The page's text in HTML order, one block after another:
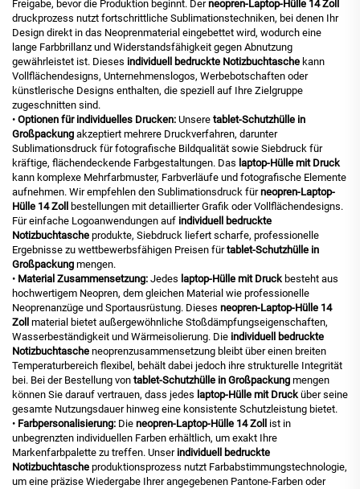
Freigabe, bevor die Produktion beginnt. Derneopren-Laptop-Hülle 14 Zoll
druckprozess nutzt fortschrittliche Sublimationstechniken, bei denen Ihr
Design direkt in das Neoprenmaterial eingebettet wird, wodurch eine
lange Farbbrillanz und Widerstandsfähigkeit gegen Abnutzung
gewährleistet ist. Dieses individuell bedruckte Notizbuchtasche kann
Vollflächendesigns, Unternehmenslogos, Werbebotschaften oder
künstlerische Designs enthalten, die speziell auf Ihre Zielgruppe
zugeschnitten sind.
• Optionen für individuelles Drucken: Unsere tablet-Schutzhülle in
Großpackung akzeptiert mehrere Druckverfahren, darunter
Sublimationsdruck für fotografische Bildqualität sowie Siebdruck für
kräftige, flächendeckende Farbgestaltungen. Das laptop-Hülle mit Druck
kann komplexe Mehrfarbmuster, Farbverläufe und fotografische Elemente
aufnehmen. Wir empfehlen den Sublimationsdruck fürneopren-Laptop-
Hülle 14 Zoll
bestellungen mit detaillierter Grafik oder Vollflächendesigns.
Für einfache Logoanwendungen auf individuell bedruckte
Notizbuchtasche produkte, Siebdruck liefert scharfe, professionelle
Ergebnisse zu wettbewerbsfähigen Preisen fürtablet-Schutzhülle in
Großpackung mengen.
• Material Zusammensetzung: Jedes laptop-Hülle mit Druck besteht aus
hochwertigem Neopren, dem gleichen Material wie professionelle
Neoprenanzüge und Sportausrüstung. Dieses neopren-Laptop-Hülle 14
Zoll material bietet außergewöhnliche Stoßdämpfungseigenschaften,
Wasserbeständigkeit und Wärmeisolierung. Die individuell bedruckte
Notizbuchtasche neoprenzusammensetzung bleibt über einen breiten
Temperaturbereich flexibel, behält dabei jedoch ihre strukturelle Integrität
bei. Bei der Bestellung von tablet-Schutzhülle in Großpackung mengen
können Sie darauf vertrauen, dass jedes laptop-Hülle mit Drucküber seine
gesamte Nutzungsdauer hinweg eine konsistente Schutzleistung bietet.
• Farbpersonalisierung: Die neopren-Laptop-Hülle 14 Zoll ist in
unbegrenzten individuellen Farben erhältlich, um exakt Ihre
Markenfarbpalette zu treffen. Unser individuell bedruckte
Notizbuchtasche produktionsprozess nutzt Farbabstimmungstechnologie,
um eine präzise Wiedergabe Ihrer angegebenen Pantone-Farben oder